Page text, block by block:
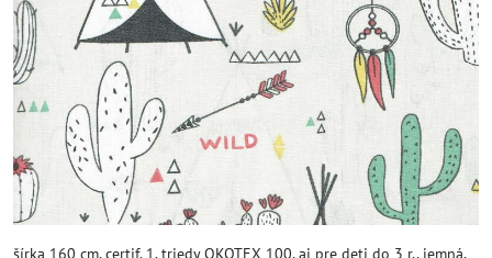
šírka 160 cm, certif. 1. triedy OKOTEX 100, aj pre deti do 3 r., jemná,